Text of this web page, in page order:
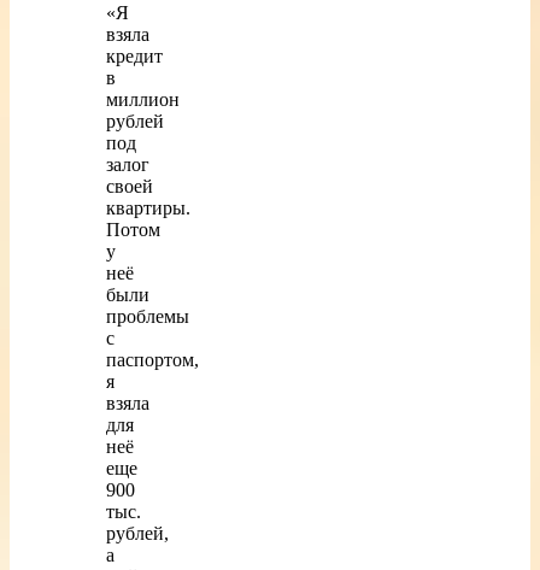
«Я
взяла
кредит
в
миллион
рублей
под
залог
своей
квартиры.
Потом
у
неё
были
проблемы
с
паспортом,
я
взяла
для
неё
еще
900
тыс.
рублей,
а